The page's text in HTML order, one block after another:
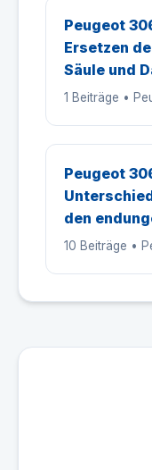
Peugeot
Ersetzen
Säule und
1 Beiträge •
Peugeot
den
10 Beiträge •